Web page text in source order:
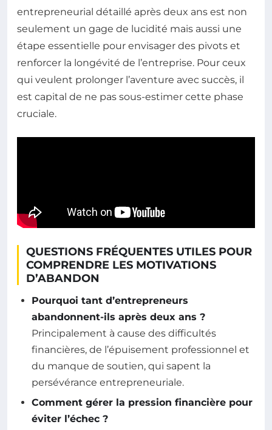
entrepreneurial détaillé après deux ans est non
seulement un gage de lucidité mais aussi une
étape essentielle pour envisager des pivots et
renforcer la longévité de l’entreprise. Pour ceux
qui veulent prolonger l’aventure avec succès, il
est capital de ne pas sous-estimer cette phase
cruciale.
QUESTIONS FRÉQUENTES UTILES POUR
COMPRENDRE LES MOTIVATIONS
D’ABANDON
Pourquoi tant d’entrepreneurs
abandonnent-ils après deux ans ?
Principalement à cause des difficultés
financières, de l’épuisement professionnel et
du manque de soutien, qui sapent la
persévérance entrepreneuriale.
Comment gérer la pression financière pour
éviter l’échec ?